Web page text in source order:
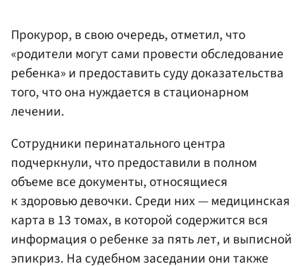
Прокурор, в свою очередь, отметил, что
«родители могут сами провести обследование
ребенка» и предоставить суду доказательства
того, что она нуждается в стационарном
лечении.
Сотрудники перинатального центра
подчеркнули, что предоставили в полном
объеме все документы, относящиеся
к здоровью девочки. Среди них — медицинская
карта в 13 томах, в которой содержится вся
информация о ребенке за пять лет, и выписной
эпикриз. На судебном заседании они также